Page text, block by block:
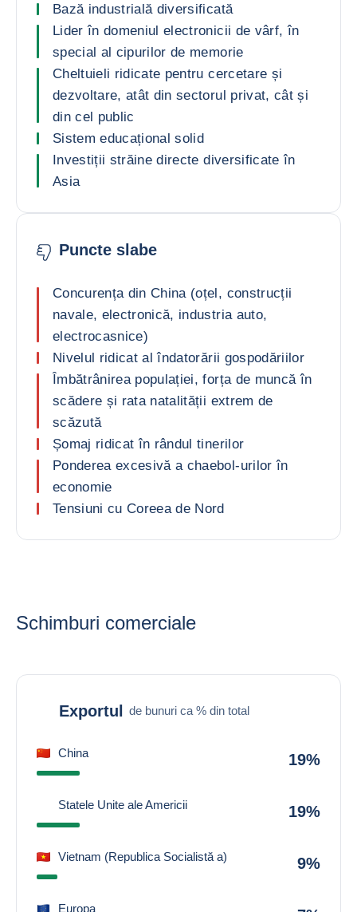
Bază industrială diversificată
Lider în domeniul electronicii de vârf, în
special al cipurilor de memorie
Cheltuieli ridicate pentru cercetare și
dezvoltare, atât din sectorul privat, cât și
din cel public
Sistem educațional solid
Investiții străine directe diversificate în
Asia
Puncte slabe
Concurența din China (oțel, construcții
navale, electronică, industria auto,
electrocasnice)
Nivelul ridicat al îndatorării gospodăriilor
Îmbătrânirea populației, forța de muncă în
scădere și rata natalității extrem de
scăzută
Șomaj ridicat în rândul tinerilor
Ponderea excesivă a chaebol-urilor în
economie
Tensiuni cu Coreea de Nord
Schimburi comerciale
Exportul de bunuri ca % din total
China 19%
Statele Unite ale Americii 19%
Vietnam (Republica Socialistă a) 9%
Europa